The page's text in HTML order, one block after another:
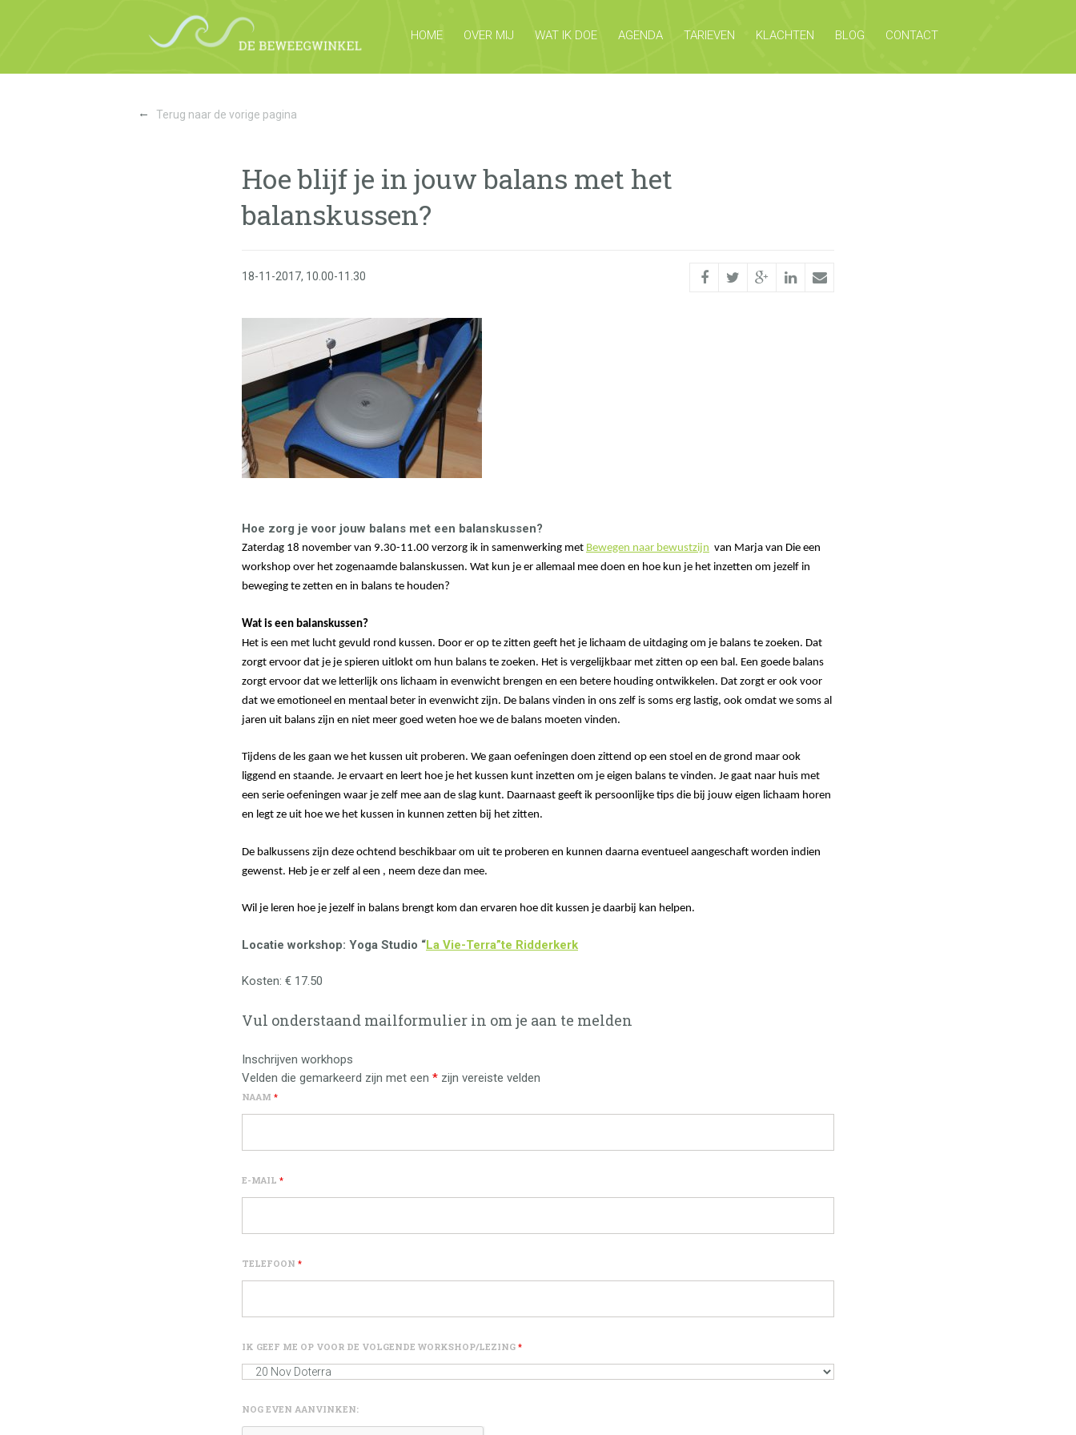
HOME OVER MIJ WAT IK DOE AGENDA TARIEVEN KLACHTEN BLOG CONTACT
← Terug naar de vorige pagina
Hoe blijf je in jouw balans met het
balanskussen?
18-11-2017, 10.00-11.30
Hoe zorg je voor jouw balans met een balanskussen?
Zaterdag 18 november van 9.30-11.00 verzorg ik in samenwerking met Bewegen naar bewustzijn van Marja van Die een
workshop over het zogenaamde balanskussen. Wat kun je er allemaal mee doen en hoe kun je het inzetten om jezelf in
beweging te zetten en in balans te houden?
Wat is een balanskussen?
Het is een met lucht gevuld rond kussen. Door er op te zitten geeft het je lichaam de uitdaging om je balans te zoeken. Dat
zorgt ervoor dat je je spieren uitlokt om hun balans te zoeken. Het is vergelijkbaar met zitten op een bal. Een goede balans
zorgt ervoor dat we letterlijk ons lichaam in evenwicht brengen en een betere houding ontwikkelen. Dat zorgt er ook voor
dat we emotioneel en mentaal beter in evenwicht zijn. De balans vinden in ons zelf is soms erg lastig, ook omdat we soms al
jaren uit balans zijn en niet meer goed weten hoe we de balans moeten vinden.
Tijdens de les gaan we het kussen uit proberen. We gaan oefeningen doen zittend op een stoel en de grond maar ook
liggend en staande. Je ervaart en leert hoe je het kussen kunt inzetten om je eigen balans te vinden. Je gaat naar huis met
een serie oefeningen waar je zelf mee aan de slag kunt. Daarnaast geeft ik persoonlijke tips die bij jouw eigen lichaam horen
en legt ze uit hoe we het kussen in kunnen zetten bij het zitten.
De balkussens zijn deze ochtend beschikbaar om uit te proberen en kunnen daarna eventueel aangeschaft worden indien
gewenst. Heb je er zelf al een , neem deze dan mee.
Wil je leren hoe je jezelf in balans brengt kom dan ervaren hoe dit kussen je daarbij kan helpen.
Locatie workshop: Yoga Studio “La Vie-Terra”te Ridderkerk
Kosten: € 17.50
Vul onderstaand mailformulier in om je aan te melden
Inschrijven workhops
Velden die gemarkeerd zijn met een * zijn vereiste velden
NAAM *
E-MAIL *
TELEFOON *
IK GEEF ME OP VOOR DE VOLGENDE WORKSHOP/LEZING *
NOG EVEN AANVINKEN: